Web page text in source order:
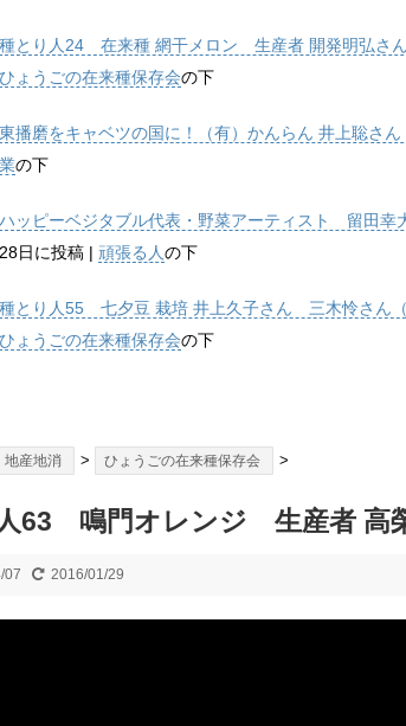
種とり人24 在来種 網干メロン 生産者 開発明弘さん
ひょうごの在来種保存会の下
東播磨をキャベツの国に！（有）かんらん 井上聡さん
業の下
ハッピーベジタブル代表・野菜アーティスト 留田幸
28日に投稿 | 頑張る人の下
種とり人55 七夕豆 栽培 井上久子さん 三木怜さん（
ひょうごの在来種保存会の下
地産地消 > ひょうごの在来種保存会 >
63 鳴門オレンジ 生産者 高榮
07 2016/01/29